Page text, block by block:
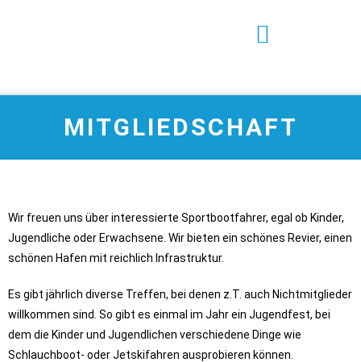
MITGLIEDSCHAFT
Wir freuen uns über interessierte Sportbootfahrer, egal ob Kinder,
Jugendliche oder Erwachsene. Wir bieten ein schönes Revier, einen
schönen Hafen mit reichlich Infrastruktur.
Es gibt jährlich diverse Treffen, bei denen z.T. auch Nichtmitglieder
willkommen sind. So gibt es einmal im Jahr ein Jugendfest, bei
dem die Kinder und Jugendlichen verschiedene Dinge wie
Schlauchboot- oder Jetskifahren ausprobieren können.